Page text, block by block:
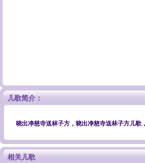
儿歌简介：
晓出净慈寺送林子方，晓出净慈寺送林子方儿歌
相关儿歌